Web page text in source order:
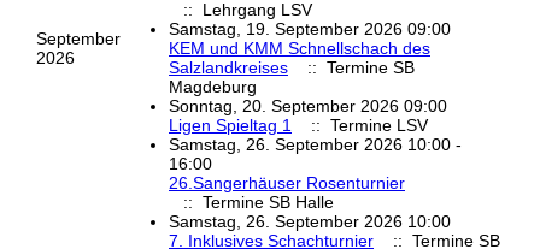
September
2026
:: Lehrgang LSV
Samstag, 19. September 2026 09:00
KEM und KMM Schnellschach des
Salzlandkreises
:: Termine SB
Magdeburg
Sonntag, 20. September 2026 09:00
Ligen Spieltag 1
:: Termine LSV
Samstag, 26. September 2026 10:00 -
16:00
26.Sangerhäuser Rosenturnier
:: Termine SB Halle
Samstag, 26. September 2026 10:00
7. Inklusives Schachturnier
:: Termine SB